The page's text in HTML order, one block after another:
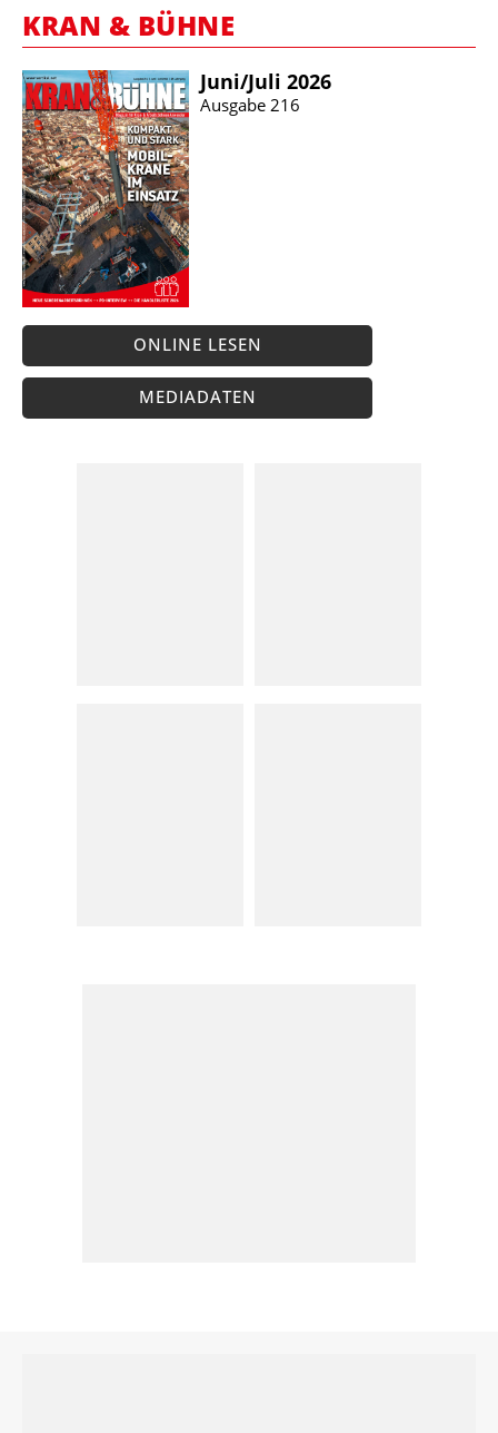
KRAN & BÜHNE
Juni/​Juli 2026
Ausgabe 216
ONLINE LESEN
MEDIADATEN